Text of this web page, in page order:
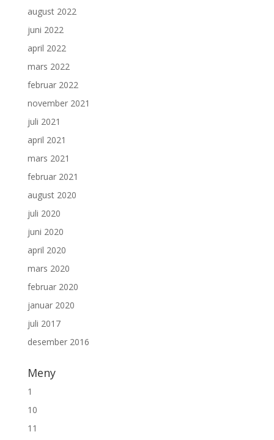
august 2022
juni 2022
april 2022
mars 2022
februar 2022
november 2021
juli 2021
april 2021
mars 2021
februar 2021
august 2020
juli 2020
juni 2020
april 2020
mars 2020
februar 2020
januar 2020
juli 2017
desember 2016
Meny
1
10
11